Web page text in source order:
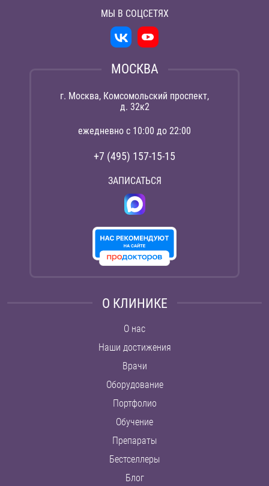
МЫ В СОЦСЕТЯХ
МОСКВА
г. Москва, Комсомольский проспект,
д. 32к2
ежедневно с 10:00 до 22:00
+7 (495) 157-15-15
ЗАПИСАТЬСЯ
О КЛИНИКЕ
О нас
Наши достижения
Врачи
Оборудование
Портфолио
Обучение
Препараты
Бестселлеры
Блог